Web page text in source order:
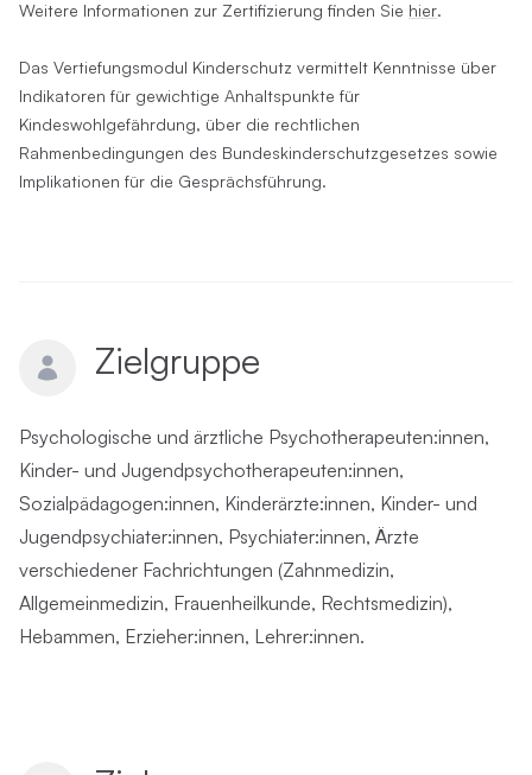
Weitere Informationen zur Zertifizierung finden Sie hier.
Das Vertiefungsmodul Kinderschutz vermittelt Kenntnisse über
Indikatoren für gewichtige Anhaltspunkte für
Kindeswohlgefährdung, über die rechtlichen
Rahmenbedingungen des Bundeskinderschutzgesetzes sowie
Implikationen für die Gesprächsführung.
Zielgruppe
Psychologische und ärztliche Psychotherapeuten:innen,
Kinder- und Jugendpsychotherapeuten:innen,
Sozialpädagogen:innen, Kinderärzte:innen, Kinder- und
Jugendpsychiater:innen, Psychiater:innen, Ärzte
verschiedener Fachrichtungen (Zahnmedizin,
Allgemeinmedizin, Frauenheilkunde, Rechtsmedizin),
Hebammen, Erzieher:innen, Lehrer:innen.